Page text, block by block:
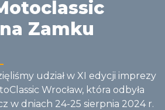
Zamku
udział w XI edycji imprezy
Wrocław, która odbyła
w dniach 24-25 sierpnia 2024 r.